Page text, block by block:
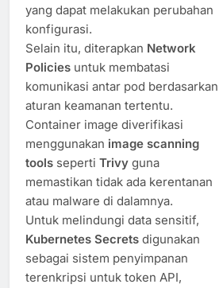
yang dapat melakukan perubahan
konfigurasi.
Selain itu, diterapkan Network
Policies untuk membatasi
komunikasi antar pod berdasarkan
aturan keamanan tertentu.
Container image diverifikasi
menggunakan image scanning
tools seperti Trivy guna
memastikan tidak ada kerentanan
atau malware di dalamnya.
Untuk melindungi data sensitif,
Kubernetes Secrets digunakan
sebagai sistem penyimpanan
terenkripsi untuk token API,